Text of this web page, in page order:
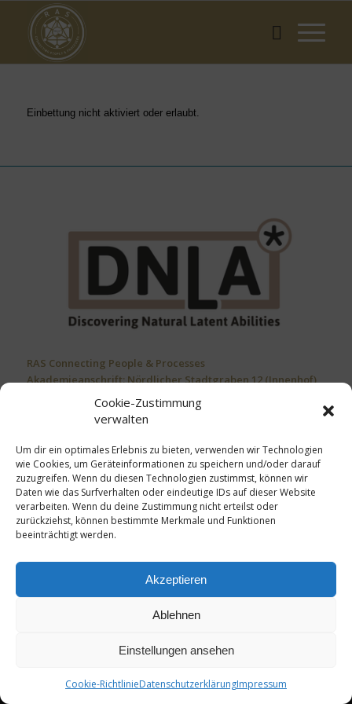
Cookie-Zustimmung
verwalten
Um dir ein optimales Erlebnis zu bieten, verwenden wir Technologien
wie Cookies, um Geräteinformationen zu speichern und/oder darauf
zuzugreifen. Wenn du diesen Technologien zustimmst, können wir
Daten wie das Surfverhalten oder eindeutige IDs auf dieser Website
verarbeiten. Wenn du deine Zustimmung nicht erteilst oder
zurückziehst, können bestimmte Merkmale und Funktionen
beeinträchtigt werden.
Akzeptieren
Ablehnen
Einstellungen ansehen
Cookie-RichtlinieDatenschutzerklärungImpressum
RAS Connecting People & Processes
Akademieanschrift: Nördlicher Stadtgraben 12 (Innenhof)
in 94469 Deggendorf
Buchhaltung: Deggenauer Str. 15 in 94469 Deggendorf
Mobil0176/ 2084 7175
info@ras-cpp.de
ImpressumDatenschutzCookie-Einstellungen
WiderrufsbelehrungAGBLieferbedingungen
© Copyright - RAS Connecting People & Processes